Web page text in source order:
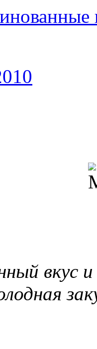
вкус